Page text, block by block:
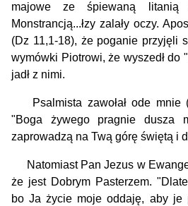
majowe ze śpiewaną litanią i
Monstrancją...łzy zalały oczy.
(Dz 11,1-18), że poganie przyjęli
wymówki Piotrowi, że wyszedł do
jadł z nimi.
Psalmista zawołał ode mnie
"Boga żywego pragnie dusza
zaprowadzą na Twą górę świętą i
Natomiast Pan Jezus w
że jest Dobrym Pasterzem.
bo Ja życie moje oddaję, aby je